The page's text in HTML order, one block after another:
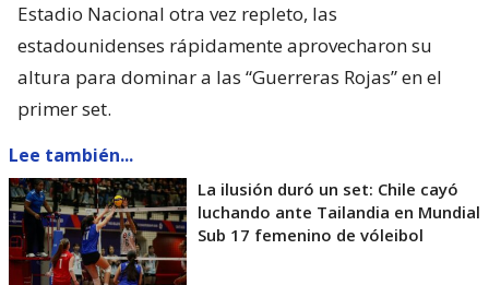
Estadio Nacional otra vez repleto, las
estadounidenses rápidamente aprovecharon su
altura para dominar a las “Guerreras Rojas” en el
primer set.
Lee también...
La ilusión duró un set: Chile cayó
luchando ante Tailandia en Mundial
Sub 17 femenino de vóleibol